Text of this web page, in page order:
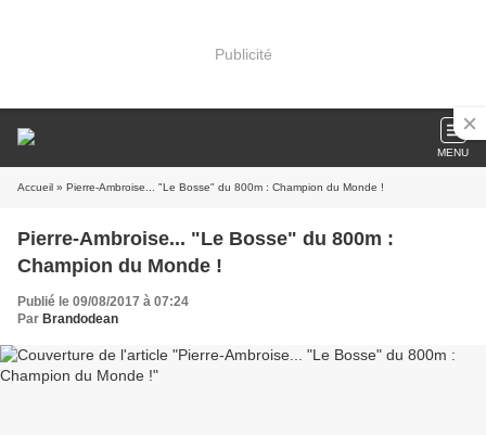
Publicité
MENU
Accueil » Pierre-Ambroise... "Le Bosse" du 800m : Champion du Monde !
Pierre-Ambroise... "Le Bosse" du 800m :
Champion du Monde !
Publié le 09/08/2017 à 07:24
Par Brandodean